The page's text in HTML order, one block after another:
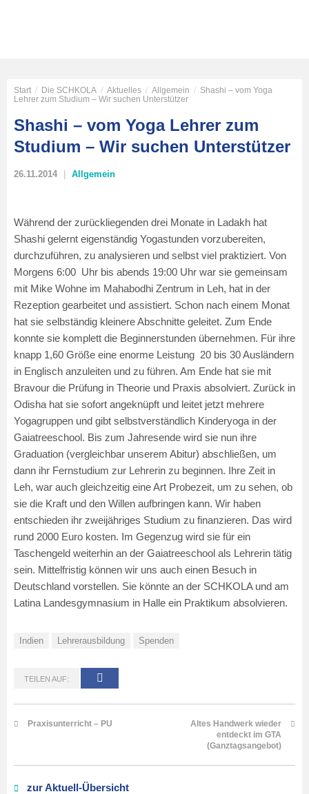
Start / Die SCHKOLA / Aktuelles / Allgemein / Shashi – vom Yoga
Lehrer zum Studium – Wir suchen Unterstützer
Shashi – vom Yoga Lehrer zum
Studium – Wir suchen Unterstützer
26.11.2014 Allgemein
Während der zurückliegenden drei Monate in Ladakh hat
Shashi gelernt eigenständig Yogastunden vorzubereiten,
durchzuführen, zu analysieren und selbst viel praktiziert. Von
Morgens 6:00 Uhr bis abends 19:00 Uhr war sie gemeinsam
mit Mike Wohne im Mahabodhi Zentrum in Leh, hat in der
Rezeption gearbeitet und assistiert. Schon nach einem Monat
hat sie selbständig kleinere Abschnitte geleitet. Zum Ende
konnte sie komplett die Beginnerstunden übernehmen. Für ihre
knapp 1,60 Größe eine enorme Leistung 20 bis 30 Ausländern
in Englisch anzuleiten und zu führen. Am Ende hat sie mit
Bravour die Prüfung in Theorie und Praxis absolviert. Zurück in
Odisha hat sie sofort angeknüpft und leitet jetzt mehrere
Yogagruppen und gibt selbstverständlich Kinderyoga in der
Gaiatreeschool. Bis zum Jahresende wird sie nun ihre
Graduation (vergleichbar unserem Abitur) abschließen, um
dann ihr Fernstudium zur Lehrerin zu beginnen. Ihre Zeit in
Leh, war auch gleichzeitig eine Art Probezeit, um zu sehen, ob
sie die Kraft und den Willen aufbringen kann. Wir haben
entschieden ihr zweijähriges Studium zu finanzieren. Das wird
rund 2000 Euro kosten. Im Gegenzug wird sie für ein
Taschengeld weiterhin an der Gaiatreeschool als Lehrerin tätig
sein. Mittelfristig können wir uns auch einen Besuch in
Deutschland vorstellen. Sie könnte an der SCHKOLA und am
Latina Landesgymnasium in Halle ein Praktikum absolvieren.
Indien Lehrerausbildung Spenden
TEILEN AUF:
Praxisunterricht – PU
Altes Handwerk wieder
entdeckt im GTA
(Ganztagsangebot)
zur Aktuell-Übersicht